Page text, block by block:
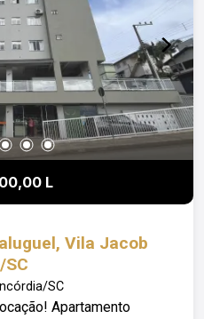
L
Vila Jacob
SC
Apartamento